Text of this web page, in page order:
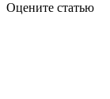
Оцените статью